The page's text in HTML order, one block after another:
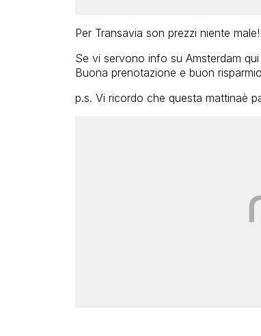
Per Transavia son prezzi niente male!
Se vi servono info su Amsterdam
Buona prenotazione e buon
p.s. Vi ricordo che questa mattinaè